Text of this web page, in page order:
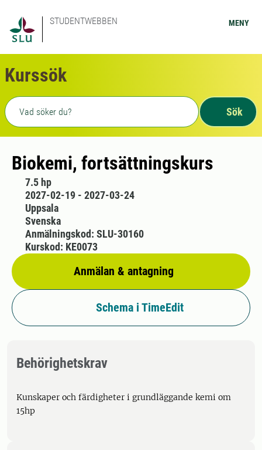
STUDENTWEBBEN MENY
Kurssök
Fritext sökning
Sök
Biokemi, fortsättningskurs
7.5 hp
2027-02-19 - 2027-03-24
Uppsala
Svenska
Anmälan & antagning
Anmälningskod: SLU-30160
Kurskod: KE0073
Schema i TimeEdit
Behörighetskrav
Kunskaper och färdigheter i grundläggande kemi om
15hp